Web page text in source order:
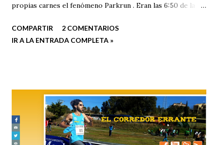
propias carnes el fenómeno Parkrun . Eran las 6:50 de la
mi despertador me sacaba del mundo onírico; llevaba
COMPARTIR
2 COMENTARIOS
IR A LA ENTRADA COMPLETA »